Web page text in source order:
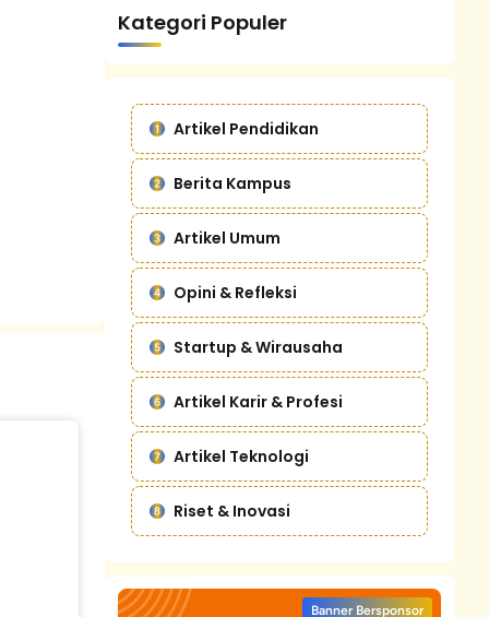
Kategori Populer
Artikel Pendidikan
Berita Kampus
Artikel Umum
Opini & Refleksi
Startup & Wirausaha
Artikel Karir & Profesi
Artikel Teknologi
Riset & Inovasi
Banner Bersponsor